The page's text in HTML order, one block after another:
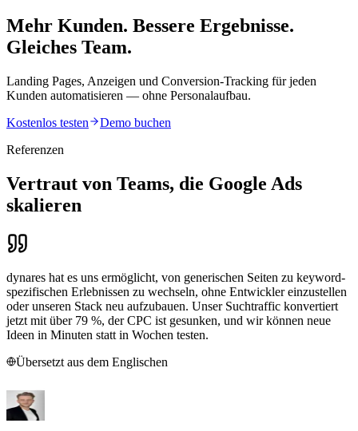
Mehr Kunden. Bessere Ergebnisse.
Gleiches Team.
Landing Pages, Anzeigen und Conversion-Tracking für jeden
Kunden automatisieren — ohne Personalaufbau.
Kostenlos testen
Demo buchen
Referenzen
Vertraut von Teams, die Google Ads
skalieren
dynares hat es uns ermöglicht, von generischen Seiten zu keyword-
spezifischen Erlebnissen zu wechseln, ohne Entwickler einzustellen
oder unseren Stack neu aufzubauen. Unser Suchtraffic konvertiert
jetzt mit über 79 %, der CPC ist gesunken, und wir können neue
Ideen in Minuten statt in Wochen testen.
Übersetzt aus dem Englischen